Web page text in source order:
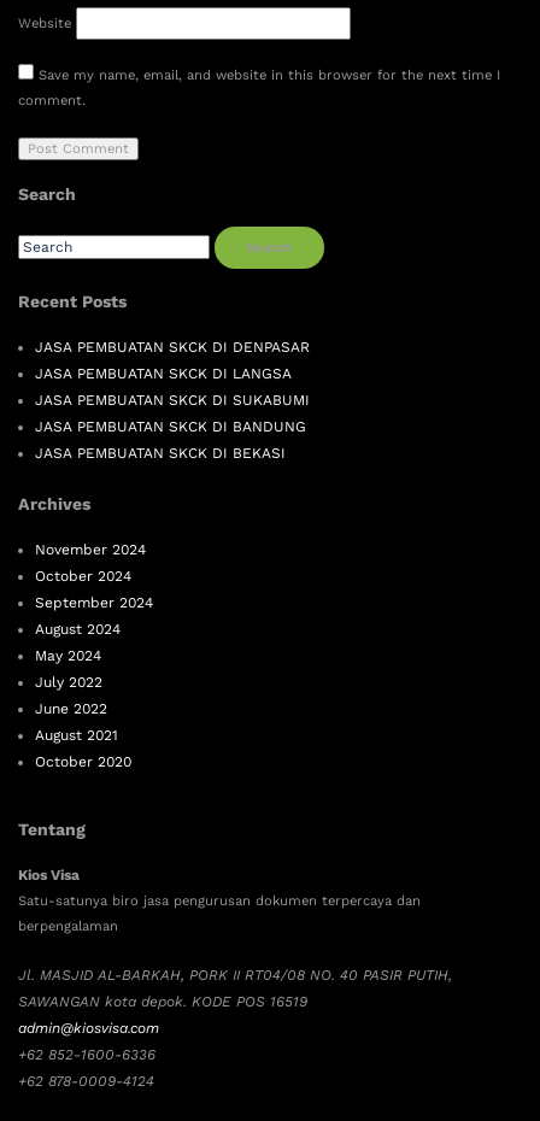
Website
Save my name, email, and website in this browser for the next time I
comment.
Search
Search
Recent Posts
JASA PEMBUATAN SKCK DI DENPASAR
JASA PEMBUATAN SKCK DI LANGSA
JASA PEMBUATAN SKCK DI SUKABUMI
JASA PEMBUATAN SKCK DI BANDUNG
JASA PEMBUATAN SKCK DI BEKASI
Archives
November 2024
October 2024
September 2024
August 2024
May 2024
July 2022
June 2022
August 2021
October 2020
Tentang
Kios Visa
Satu-satunya biro jasa pengurusan dokumen terpercaya dan
berpengalaman
Jl. MASJID AL-BARKAH, PORK II RT04/08 NO. 40 PASIR PUTIH,
SAWANGAN kota depok. KODE POS 16519
admin@kiosvisa.com
+62 852-1600-6336
+62 878-0009-4124